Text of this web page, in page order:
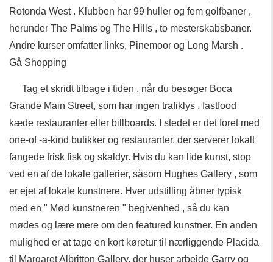
Rotonda West . Klubben har 99 huller og fem golfbaner ,
herunder The Palms og The Hills , to mesterskabsbaner.
Andre kurser omfatter links, Pinemoor og Long Marsh .
Gå Shopping
Tag et skridt tilbage i tiden , når du besøger Boca
Grande Main Street, som har ingen trafiklys , fastfood
kæde restauranter eller billboards. I stedet er det foret med
one-of -a-kind butikker og restauranter, der serverer lokalt
fangede frisk fisk og skaldyr. Hvis du kan lide kunst, stop
ved en af ​​de lokale gallerier, såsom Hughes Gallery , som
er ejet af lokale kunstnere. Hver udstilling åbner typisk
med en " Mød kunstneren " begivenhed , så du kan
mødes og lære mere om den featured kunstner. En anden
mulighed er at tage en kort køretur til nærliggende Placida
til Margaret Albritton Gallery, der huser arbejde Garry og